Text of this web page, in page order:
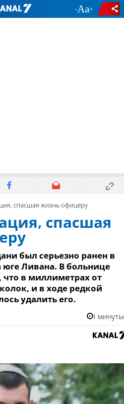
- +
спасшая жизнь офицеру
спасшая
был серьезно ранен в
юге Ливана. В больнице
в миллиметрах от
и в ходе редкой
удалить его.
1 минуты